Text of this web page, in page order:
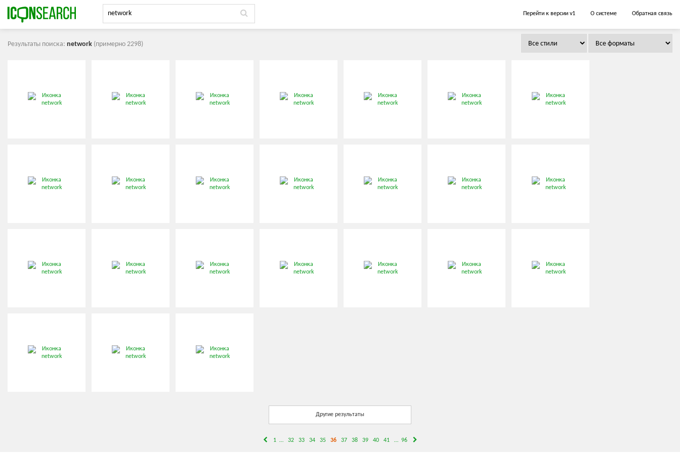
Перейти к версии v1 О системе Обратная связь
Результаты поиска: network (примерно 2298)
Другие результаты
1 … 32 33 34 35 36 37 38 39 40 41 … 96